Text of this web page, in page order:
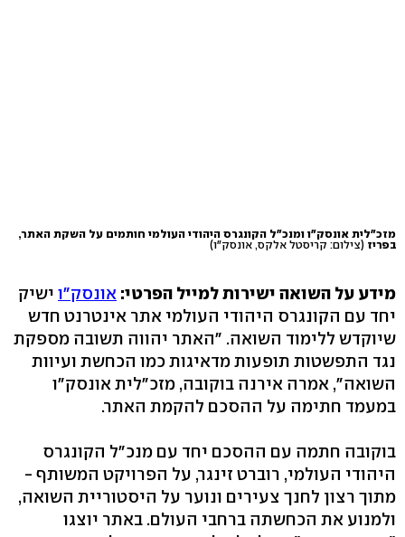
מזכ"לית אונסק"ו ומנכ"ל הקונגרס היהודי העולמי חותמים על השקת האתר,
בפריז (צילום: קריסטל אלקס, אונסק"ו)
מידע על השואה ישירות למייל הפרטי: אונסק"ו ישיק
יחד עם הקונגרס היהודי העולמי אתר אינטרנט חדש
שיוקדש ללימוד השואה. "האתר יהווה תשובה מספקת
נגד התפשטות תופעות מדאיגות כמו הכחשת ועיוות
השואה", אמרה אירנה בוקובה, מזכ"לית אונסק"ו
במעמד חתימה על ההסכם להקמת האתר.
בוקובה חתמה עם ההסכם יחד עם מנכ"ל הקונגרס
היהודי העולמי, רוברט זינגר, על הפרויקט המשותף -
מתוך רצון לחנך צעירים ונוער על היסטוריית השואה,
ולמנוע את הכחשתה ברחבי העולם. באתר יוצגו